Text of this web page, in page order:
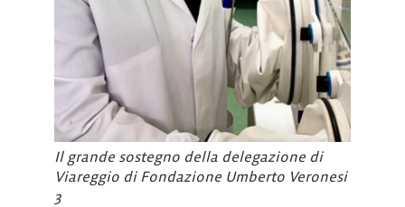
Il grande sostegno della delegazione di
Viareggio di Fondazione Umberto Veronesi
3